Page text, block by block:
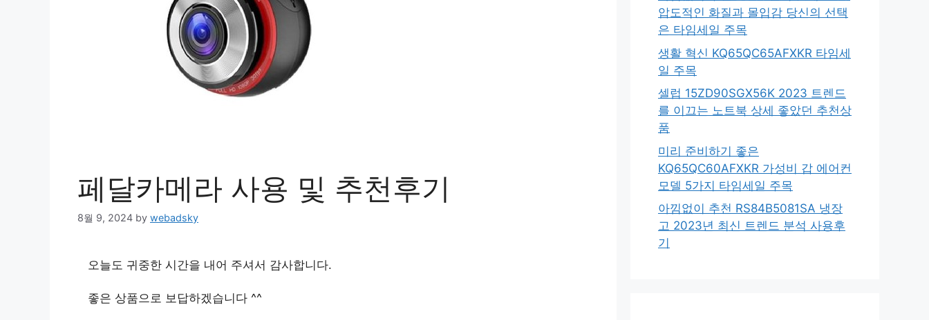
페달카메라 사용 및 추천후기
8월 9, 2024 by webadsky
오늘도 귀중한 시간을 내어 주셔서 감사합니다.
좋은 상품으로 보답하겠습니다 ^^
압도적인 화질과 몰입감 당신의 선택
은 타임세일 주목
생활 혁신 KQ65QC65AFXKR 타임세
일 주목
셀럽 15ZD90SGX56K 2023 트렌드
를 이끄는 노트북 상세 좋았던 추천상
품
미리 준비하기 좋은
KQ65QC60AFXKR 가성비 갑 에어컨
모델 5가지 타임세일 주목
아낌없이 추천 RS84B5081SA 냉장
고 2023년 최신 트렌드 분석 사용후
기